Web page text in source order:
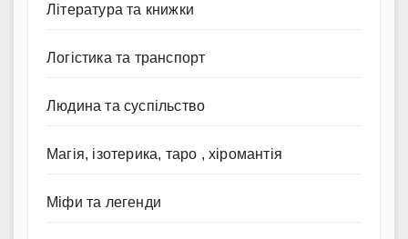
Література та книжки
Логістика та транспорт
Людина та суспільство
Магія, ізотерика, таро , хіромантія
Міфи та легенди